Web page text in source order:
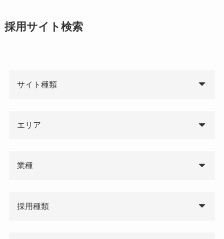
採用サイト検索
サイト種類
エリア
業種
採用種類